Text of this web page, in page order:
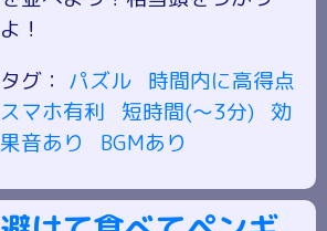
よ！
タグ： パズル
時間内に高得点
スマホ有利
短時間(～3分)
効
果音あり
BGMあり